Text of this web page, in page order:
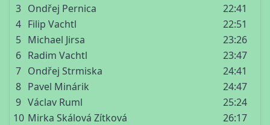
3 Ondřej Pernica
22:41
4 Filip Vachtl
22:51
5 Michael Jirsa
23:26
6 Radim Vachtl
23:47
7 Ondřej Strmiska
24:41
8 Pavel Minárik
24:47
9 Václav Ruml
25:24
10 Mirka Skálová Zítková
26:17